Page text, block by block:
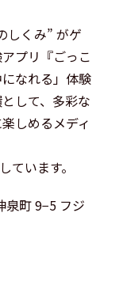
しくみ” がゲ
プリ『ごっこ
なれる」体験
して、多彩な
しめるメディ
ています。
町 9−5 フジ